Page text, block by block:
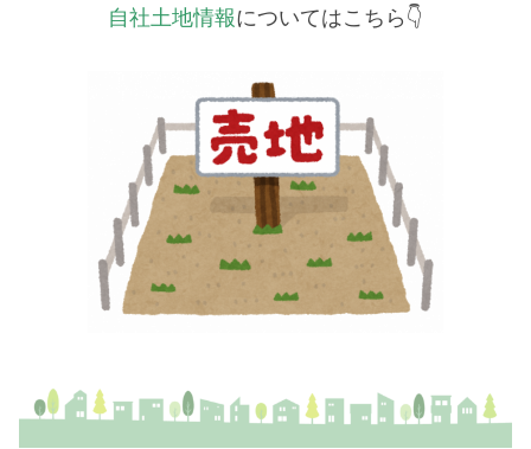
自社土地情報についてはこちら👇